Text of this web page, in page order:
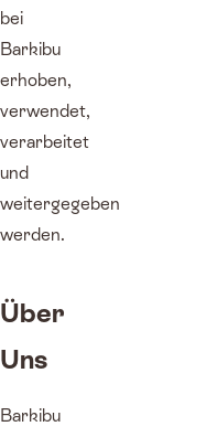
bei
Barkibu
erhoben,
verwendet,
verarbeitet
und
weitergegeben
werden.
Über
Uns
Barkibu